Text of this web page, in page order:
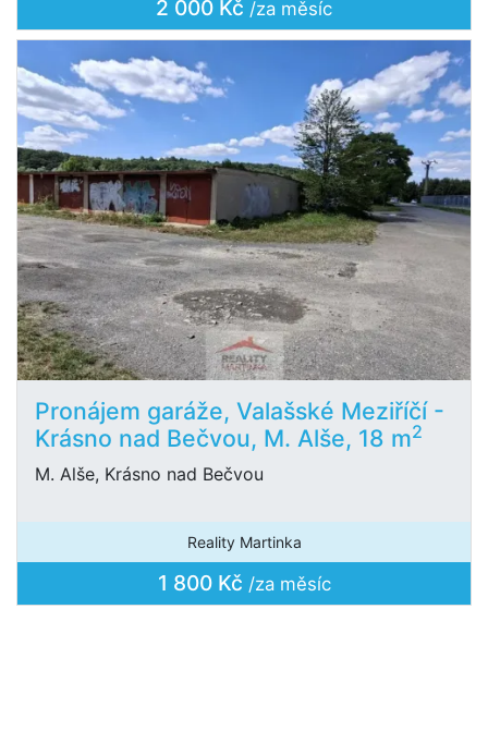
2 000 Kč /za měsíc
Pronájem garáže, Valašské Meziříčí -
Krásno nad Bečvou, M. Alše, 18 m2
M. Alše, Krásno nad Bečvou
Reality Martinka
1 800 Kč /za měsíc